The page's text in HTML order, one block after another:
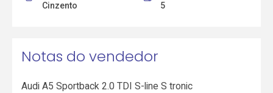
Cinzento
5
Notas do vendedor
Audi A5 Sportback 2.0 TDI S-line S tronic